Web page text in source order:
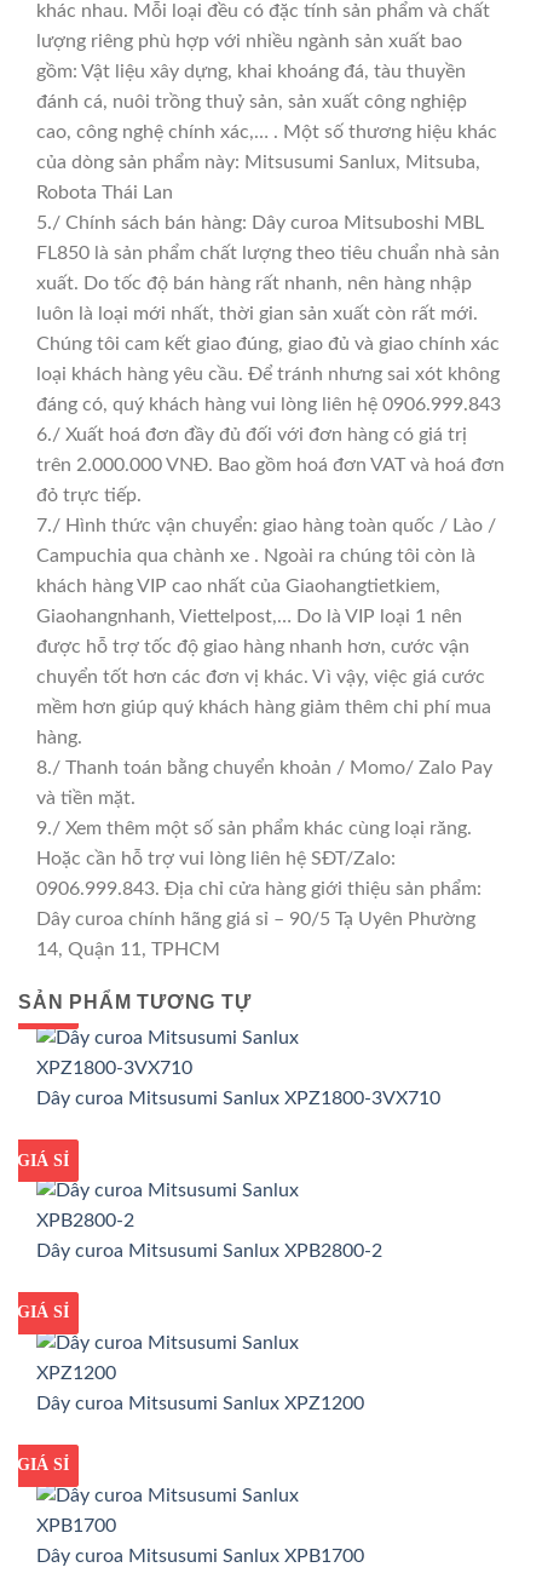
khác nhau. Mỗi loại đều có đặc tính sản phẩm và chất
lượng riêng phù hợp với nhiều ngành sản xuất bao
gồm: Vật liệu xây dựng, khai khoáng đá, tàu thuyền
đánh cá, nuôi trồng thuỷ sản, sản xuất công nghiệp
cao, công nghệ chính xác,… . Một số thương hiệu khác
của dòng sản phẩm này: Mitsusumi Sanlux, Mitsuba,
Robota Thái Lan
5./ Chính sách bán hàng: Dây curoa Mitsuboshi MBL
FL850 là sản phẩm chất lượng theo tiêu chuẩn nhà sản
xuất. Do tốc độ bán hàng rất nhanh, nên hàng nhập
luôn là loại mới nhất, thời gian sản xuất còn rất mới.
Chúng tôi cam kết giao đúng, giao đủ và giao chính xác
loại khách hàng yêu cầu. Để tránh nhưng sai xót không
đáng có, quý khách hàng vui lòng liên hệ 0906.999.843
6./ Xuất hoá đơn đầy đủ đối với đơn hàng có giá trị
trên 2.000.000 VNĐ. Bao gồm hoá đơn VAT và hoá đơn
đỏ trực tiếp.
7./ Hình thức vận chuyển: giao hàng toàn quốc / Lào /
Campuchia qua chành xe . Ngoài ra chúng tôi còn là
khách hàng VIP cao nhất của Giaohangtietkiem,
Giaohangnhanh, Viettelpost,… Do là VIP loại 1 nên
được hỗ trợ tốc độ giao hàng nhanh hơn, cước vận
chuyển tốt hơn các đơn vị khác. Vì vậy, việc giá cước
mềm hơn giúp quý khách hàng giảm thêm chi phí mua
hàng.
8./ Thanh toán bằng chuyển khoản / Momo/ Zalo Pay
và tiền mặt.
9./ Xem thêm một số sản phẩm khác cùng loại răng.
Hoặc cần hỗ trợ vui lòng liên hệ SĐT/Zalo:
0906.999.843. Địa chỉ cửa hàng giới thiệu sản phẩm:
Dây curoa chính hãng giá sỉ – 90/5 Tạ Uyên Phường
14, Quận 11, TPHCM
SẢN PHẨM TƯƠNG TỰ
GIÁ TỐT
GIÁ SỈ
Dây curoa Mitsusumi Sanlux XPZ1800-3VX710
GIÁ TỐT
GIÁ SỈ
Dây curoa Mitsusumi Sanlux XPB2800-2
GIÁ TỐT
GIÁ SỈ
Dây curoa Mitsusumi Sanlux XPZ1200
GIÁ TỐT
GIÁ SỈ
Dây curoa Mitsusumi Sanlux XPB1700